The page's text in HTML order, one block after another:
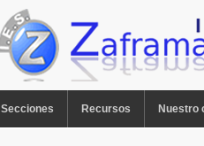
Secciones Recursos Nuestro